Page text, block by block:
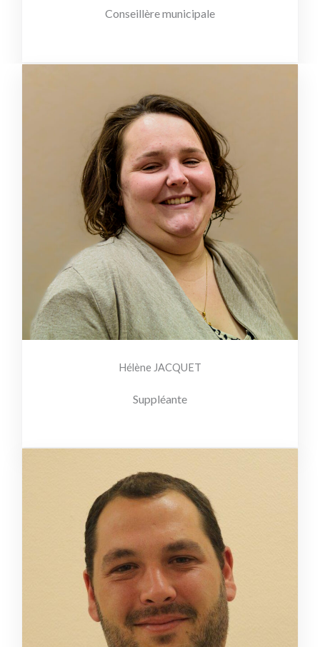
Conseillère municipale
Hélène JACQUET
Suppléante